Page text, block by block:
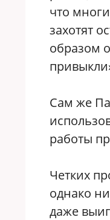
что
захотят
образом
Сам же
работы
Четких
однако
даже